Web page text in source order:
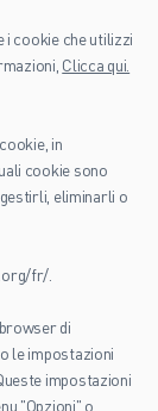
i cookie che utilizzi
Clicca qui.
in
cookie sono
eliminarli o
fr/.
di
le impostazioni
impostazioni
"Opzioni" o